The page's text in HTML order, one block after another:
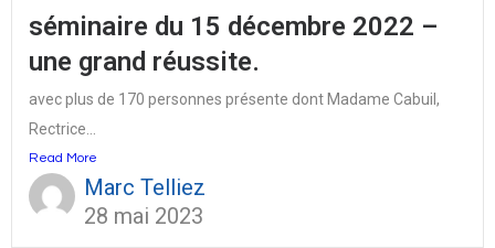
séminaire du 15 décembre 2022 –
une grand réussite.
avec plus de 170 personnes présente dont Madame Cabuil,
Rectrice...
Read More
Marc Telliez
28 mai 2023